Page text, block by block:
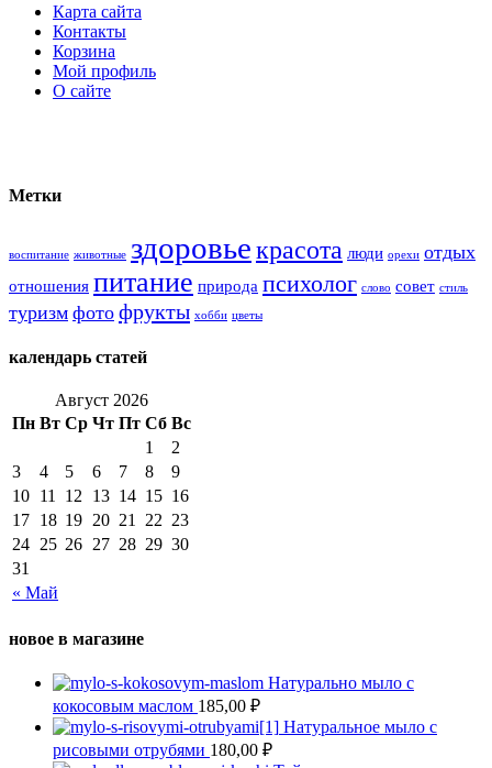
Карта сайта
Контакты
Корзина
Мой профиль
О сайте
Метки
воспитание животные здоровьекрасота люди орехи отдых
отношения питание природа психолог слово совет стиль
туризм фото фрукты хобби цветы
календарь статей
Август 2026
Пн Вт Ср Чт Пт Сб Вс
« Май
1
2
3
4 5 6 7 8
9
10 11 12 13 14 15 16
17 18 19 20 21 22 23
24 25 26 27 28 29 30
31
новое в магазине
Натурально мыло с
кокосовым маслом 185,00 ₽
Натуральное мыло с
рисовыми отрубями 180,00 ₽